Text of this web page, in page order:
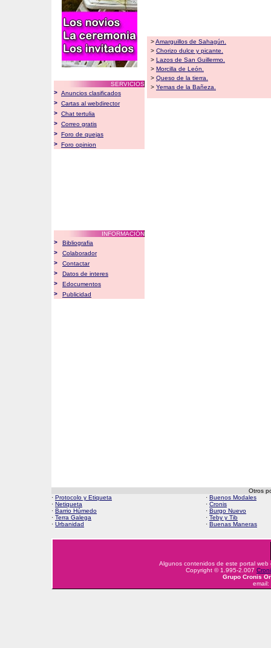
SERVICIOS
> Anuncios clasificados
> Cartas al webdirector
> Chat tertulia
> Correo gratis
> Foro de quejas
> Foro opinion
INFORMACIÓN
>
Bibliografia
>
Colaborador
>
Contactar
>
Datos de interes
>
Edocumentos
>
Publicidad
>Amarguillos de Sahagún.
> Chorizo dulce y picante.
> Lazos de San Guillermo.
> Morcilla de León.
> Queso de la tierra.
> Yemas de la Bañeza.
Otros
· Protocolo y Etiqueta · Buenos Modales
· Netiqueta · Cronis
· Barrio Húmedo · Burgo Nuevo
· Terra Galega · Teby y Tib
· Urbanidad · Buenas Maneras
Algunos contenidos de este portal
Copyright © 1.995-2.007
Grupo Cronis
email: